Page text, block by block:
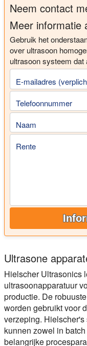
Neem contact
Meer informatie
Gebruik het
over ultrasoon
ultrasoon systeem dat
E-mailadres
Telefoonnummer
Naam
Rente
Ultrasone
Hielscher Ultrasonics
ultrasoonapparatuur
productie. De
worden gebruikt voor
verzeping.
kunnen zowel in
belangrijke